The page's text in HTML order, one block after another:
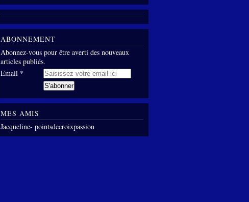
ABONNEMENT
Abonnez-vous pour être averti des nouveaux
articles publiés.
Email
MES AMIS
Jacqueline- pointsdecroixpassion